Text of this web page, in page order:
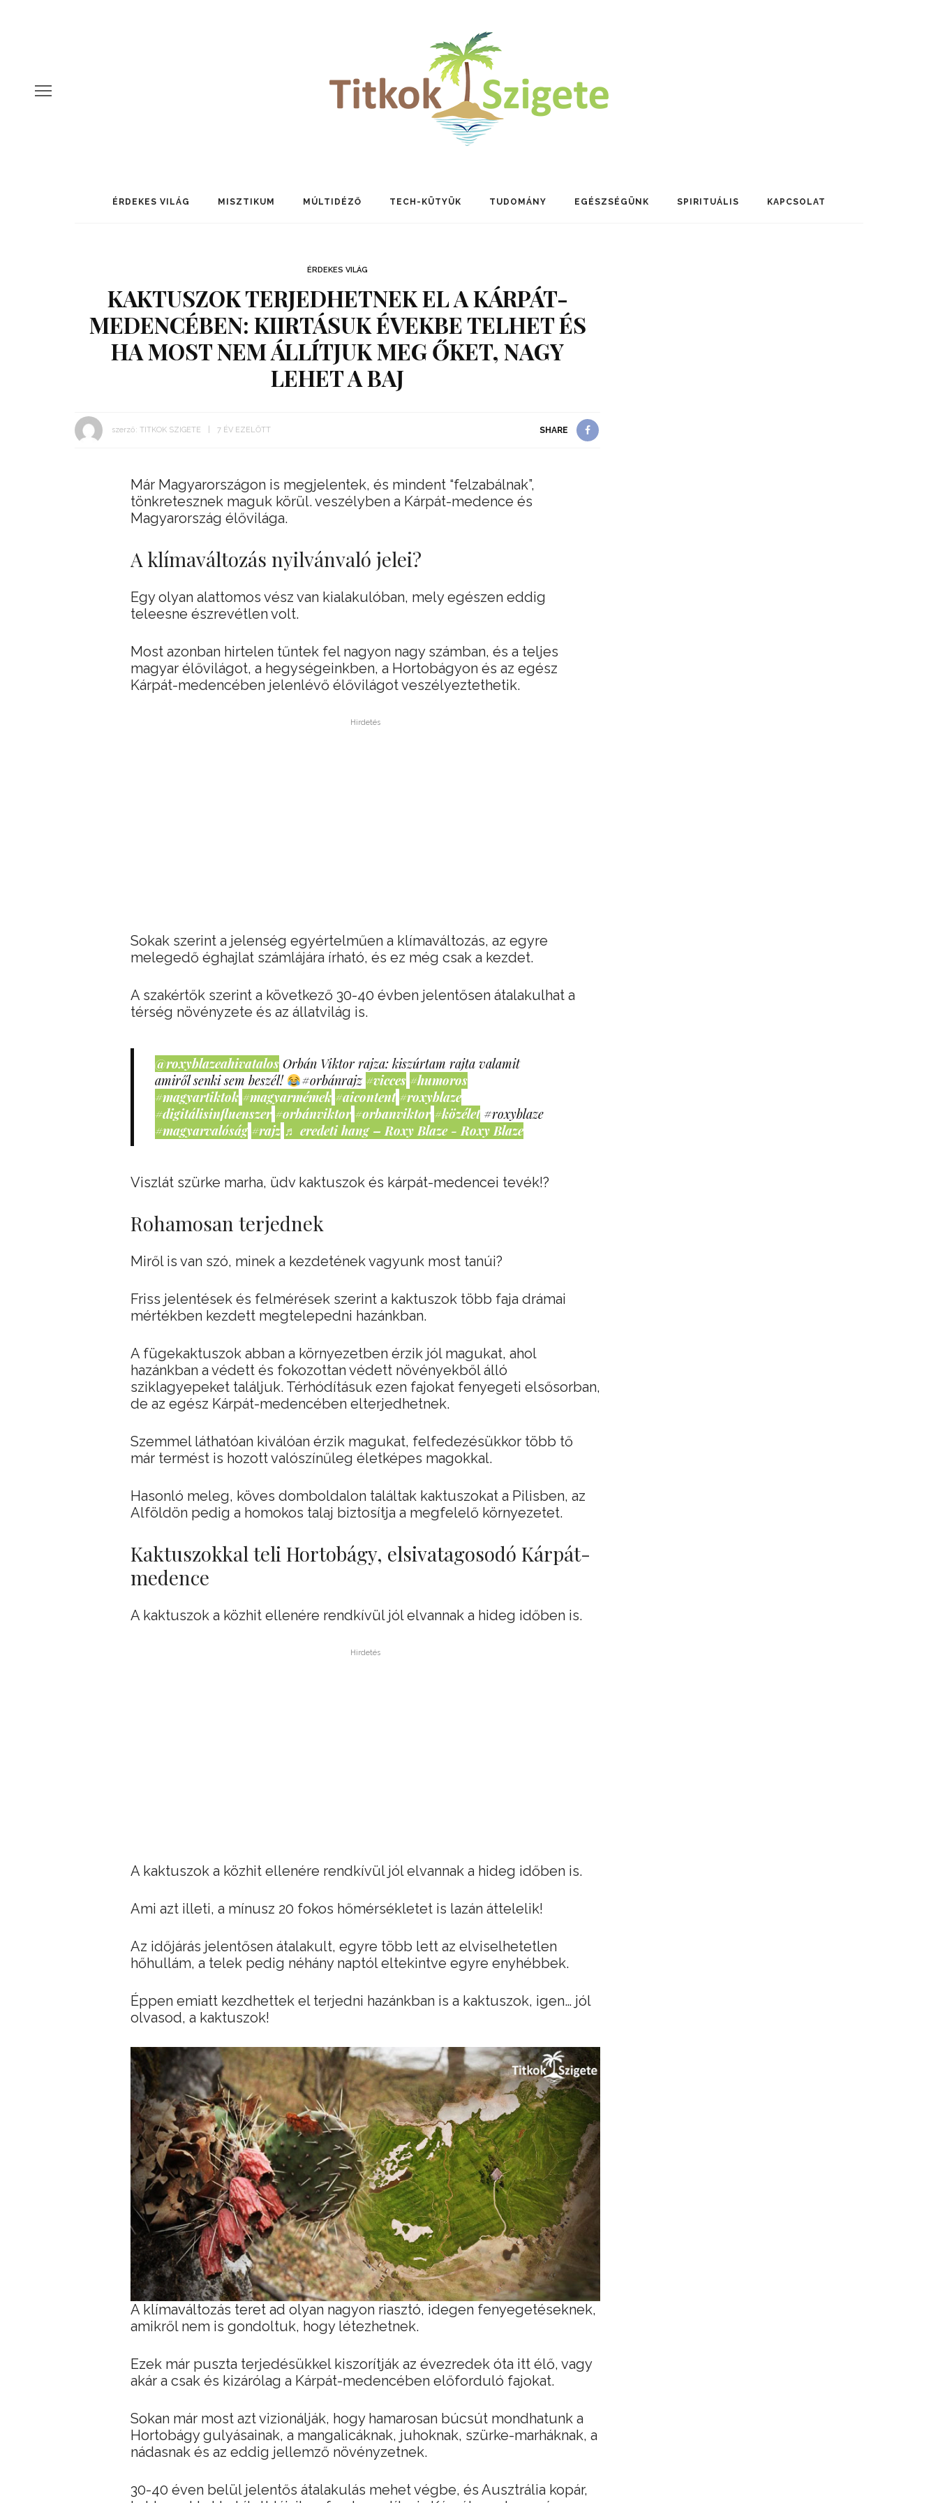
ÉRDEKES VILÁG MISZTIKUM MÚLTIDÉZŐ TECH-KÜTYÜK TUDOMÁNY EGÉSZSÉGÜNK SPIRITUÁLIS KAPCSOLAT
ÉRDEKES VILÁG
KAKTUSZOK TERJEDHETNEK EL A KÁRPÁT-
MEDENCÉBEN: KIIRTÁSUK ÉVEKBE TELHET ÉS
HA MOST NEM ÁLLÍTJUK MEG ŐKET, NAGY
LEHET A BAJ
szerző: TITKOK SZIGETE 7 ÉV EZELŐTT SHARE
Már Magyarországon is megjelentek, és mindent “felzabálnak”,
tönkretesznek maguk körül. veszélyben a Kárpát-medence és
Magyarország élővilága.
A klímaváltozás nyilvánvaló jelei?
Egy olyan alattomos vész van kialakulóban, mely egészen eddig
teleesne észrevétlen volt.
Most azonban hirtelen tűntek fel nagyon nagy számban, és a teljes
magyar élővilágot, a hegységeinkben, a Hortobágyon és az egész
Kárpát-medencében jelenlévő élővilágot veszélyeztethetik.
Hirdetés
Sokak szerint a jelenség egyértelműen a klímaváltozás, az egyre
melegedő éghajlat számlájára írható, és ez még csak a kezdet.
A szakértők szerint a következő 30-40 évben jelentősen átalakulhat a
térség növényzete és az állatvilág is.
@roxyblazeahivatalos Orbán Viktor rajza: kiszúrtam rajta valamit
amiről senki sem beszél!
#orbánrajz #vicces #humoros
#magyartiktok #magyarmémek #aicontent #roxyblaze
#digitálisinfluenszer #orbánviktor #orbanviktor #közélet #roxyblaze
#magyarvalóság #rajz ♬ eredeti hang – Roxy Blaze - Roxy Blaze
Viszlát szürke marha, üdv kaktuszok és kárpát-medencei tevék!?
Rohamosan terjednek
Miről is van szó, minek a kezdetének vagyunk most tanúi?
Friss jelentések és felmérések szerint a kaktuszok több faja drámai
mértékben kezdett megtelepedni hazánkban.
A fügekaktuszok abban a környezetben érzik jól magukat, ahol
hazánkban a védett és fokozottan védett növényekből álló
sziklagyepeket találjuk. Térhódításuk ezen fajokat fenyegeti elsősorban,
de az egész Kárpát-medencében elterjedhetnek.
Szemmel láthatóan kiválóan érzik magukat, felfedezésükkor több tő
már termést is hozott valószínűleg életképes magokkal.
Hasonló meleg, köves domboldalon találtak kaktuszokat a Pilisben, az
Alföldön pedig a homokos talaj biztosítja a megfelelő környezetet.
Kaktuszokkal teli Hortobágy, elsivatagosodó Kárpát-
medence
A kaktuszok a közhit ellenére rendkívül jól elvannak a hideg időben is.
Hirdetés
A kaktuszok a közhit ellenére rendkívül jól elvannak a hideg időben is.
Ami azt illeti, a mínusz 20 fokos hőmérsékletet is lazán áttelelik!
Az időjárás jelentősen átalakult, egyre több lett az elviselhetetlen
hőhullám, a telek pedig néhány naptól eltekintve egyre enyhébbek.
Éppen emiatt kezdhettek el terjedni hazánkban is a kaktuszok, igen… jól
olvasod, a kaktuszok!
A klímaváltozás teret ad olyan nagyon riasztó, idegen fenyegetéseknek,
amikről nem is gondoltuk, hogy létezhetnek.
Ezek már puszta terjedésükkel kiszorítják az évezredek óta itt élő, vagy
akár a csak és kizárólag a Kárpát-medencében előforduló fajokat.
Sokan már most azt vizionálják, hogy hamarosan búcsút mondhatunk a
Hortobágy gulyásainak, a mangalicáknak, juhoknak, szürke-marháknak, a
nádasnak és az eddig jellemző növényzetnek.
30-40 éven belül jelentős átalakulás mehet végbe, és Ausztrália kopár,